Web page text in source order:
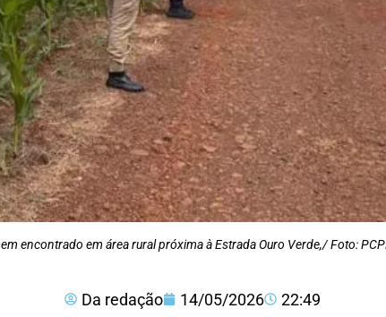
encontrado em área rural próxima à Estrada Ouro Verde,/ Foto:
Da redação 14/05/2026 22:49